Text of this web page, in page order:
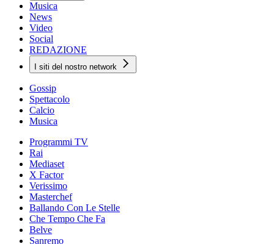
Musica
News
Video
Social
REDAZIONE
I siti del nostro network
Gossip
Spettacolo
Calcio
Musica
Programmi TV
Rai
Mediaset
X Factor
Verissimo
Masterchef
Ballando Con Le Stelle
Che Tempo Che Fa
Belve
Sanremo